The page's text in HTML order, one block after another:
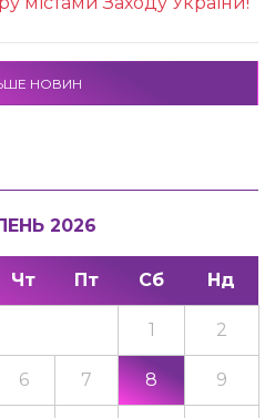
НОВИН
2026
Чт Пт Сб Нд
1 2
6 7 8 9